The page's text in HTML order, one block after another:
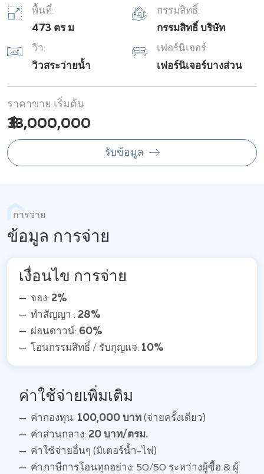
พื้นที่:
473 ตร ม
กรรมสิทธิ์:
กรรมสิทธิ์ บริษัท
วิว:
วิวสระว่ายน้ำ
เฟอร์นิเจอร์:
เฟอร์นิเจอร์บางส่วน
ราคาขาย เริ่มต้น
฿ 33,000,000
รับข้อมูล
การจ่าย
ข้อมูล การจ่าย
เงื่อนไข การจ่าย
จอง: 2%
ทำสัญญา : 28%
ผ่อนดาวน์: 60%
โอนกรรมสิทธิ์ / รับกุญแจ: 10%
ค่าใช้จ่ายเพิ่มเติม
ค่ากองทุน: 100,000 บาท (จ่ายครั้งเดียว)
ค่าส่วนกลาง: 20 บาท/ตรม.
ค่าใช้จ่ายอื่นๆ (มิเตอร์น้ำ-ไฟ)
ค่าภาษีการโอนทุกอย่าง: 50/50 ระหว่างผู้ซื้อ & ผู้